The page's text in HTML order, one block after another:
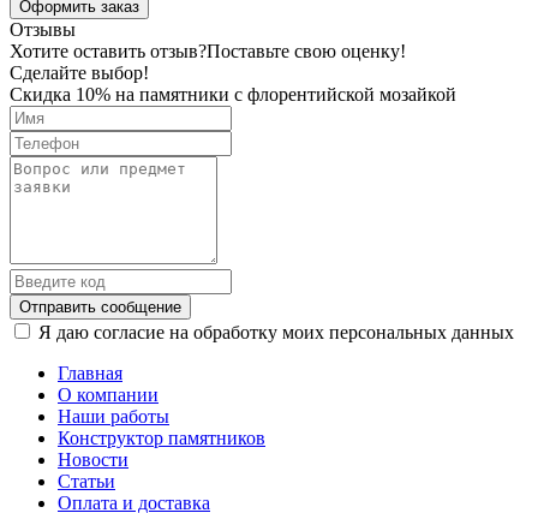
Оформить заказ
Отзывы
Хотите оставить отзыв?Поставьте свою оценку!
Сделайте выбор!
Скидка 10% на памятники с флорентийской мозайкой
Отправить сообщение
Я даю согласие на обработку моих персональных данных
Главная
О компании
Наши работы
Конструктор памятников
Новости
Статьи
Оплата и доставка